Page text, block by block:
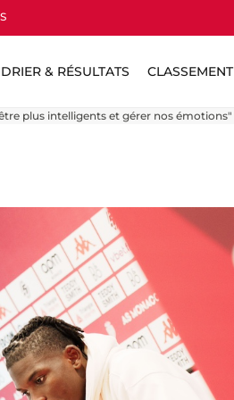
& RÉSULTATS CLASSEMENT
plus intelligents et gérer nos émotions"